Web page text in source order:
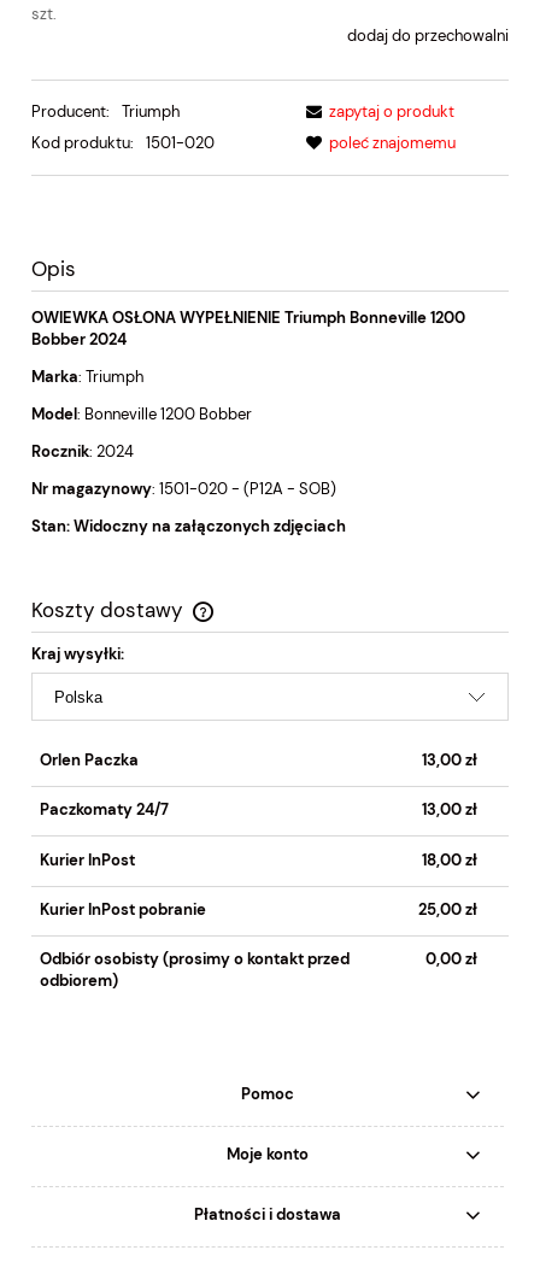
szt.
dodaj do przechowalni
Producent:
Triumph
Kod produktu:
1501-020
zapytaj o produkt
poleć znajomemu
Opis
OWIEWKA OSŁONA WYPEŁNIENIE Triumph Bonneville 1200
Bobber 2024
Marka: Triumph
Model: Bonneville 1200 Bobber
Rocznik: 2024
Nr magazynowy: 1501-020 - (P12A - SOB)
Stan: Widoczny na załączonych zdjęciach
Koszty dostawy
Cena nie zawiera ewentualnych kosztów płatności
Kraj wysyłki:
Orlen Paczka 13,00 zł
Paczkomaty 24/7 13,00 zł
Kurier InPost 18,00 zł
Kurier InPost pobranie 25,00 zł
Odbiór osobisty (prosimy o kontakt przed
odbiorem)
0,00 zł
Pomoc
Moje konto
Płatności i dostawa